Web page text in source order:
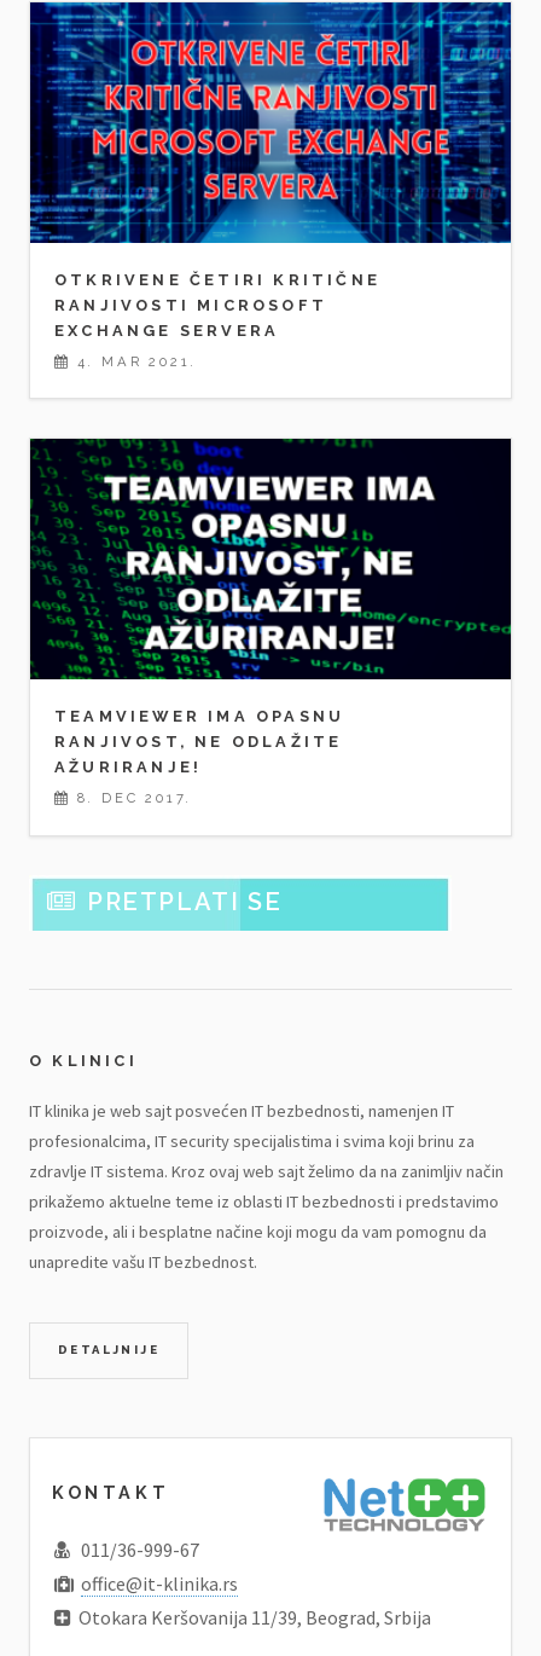
OTKRIVENE ČETIRI KRITIČNE
RANJIVOSTI MICROSOFT
EXCHANGE SERVERA
4. MAR 2021.
TEAMVIEWER IMA OPASNU
RANJIVOST, NE ODLAŽITE
AŽURIRANJE!
8. DEC 2017.
PRETPLATI SE
O KLINICI
IT klinika je web sajt posvećen IT bezbednosti, namenjen IT
profesionalcima, IT security specijalistima i svima koji brinu za
zdravlje IT sistema. Kroz ovaj web sajt želimo da na zanimljiv način
prikažemo aktuelne teme iz oblasti IT bezbednosti i predstavimo
proizvode, ali i besplatne načine koji mogu da vam pomognu da
unapredite vašu IT bezbednost.
DETALJNIJE
KONTAKT
011/36-999-67
office@it-klinika.rs
Otokara Keršovanija 11/39, Beograd, Srbija